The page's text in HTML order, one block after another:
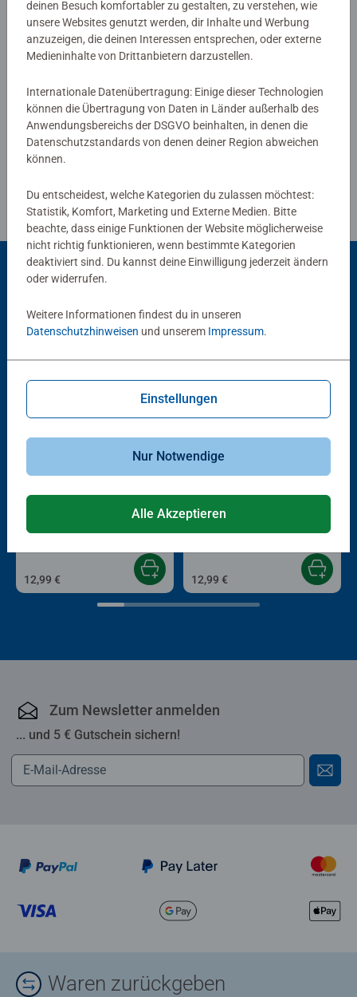
und stärken ihr Selbstvertrauen. In der großen Auswahl
von Ravensburger Kinderpuzzles mit den beliebtesten
Motiven, von 2 Teilen bis 300 Teilen, ist garantiert für
und die hohe Qualität unserer Kinderpuzzles liegen uns
sehr am Herzen. Deshalb wird die Unbedenklichkeit aller
Materialien von einem unabhängigen Institut bestätigt.
Seit mehr als 100 Jahren entwickeln wir Puzzles, wie
größe.
0/0
Richtlinien für Bewertungen
Andere Kunden mögen auch
Kinderpuzzle
12,99 €
Paw Patrol 3 Dino Movie
12,99 €
Zum Newsletter anmelden
... und 5 € Gutschein sichern!
Waren zurückgeben
deinen Besuch komfortabler zu gestalten, zu verstehen, wie
unsere Websites genutzt werden, dir Inhalte und Werbung
anzuzeigen, die deinen Interessen entsprechen, oder externe
Medieninhalte von Drittanbietern darzustellen.
Internationale Datenübertragung: Einige dieser Technologien
können die Übertragung von Daten in Länder außerhalb des
Anwendungsbereichs der DSGVO beinhalten, in denen die
Datenschutzstandards von denen deiner Region abweichen
können.
Du entscheidest, welche Kategorien du zulassen möchtest:
Statistik, Komfort, Marketing und Externe Medien. Bitte
beachte, dass einige Funktionen der Website möglicherweise
nicht richtig funktionieren, wenn bestimmte Kategorien
deaktiviert sind. Du kannst deine Einwilligung jederzeit ändern
oder widerrufen.
Weitere Informationen findest du in unseren
Datenschutzhinweisen und unserem Impressum.
Einstellungen
Nur Notwendige
Alle Akzeptieren